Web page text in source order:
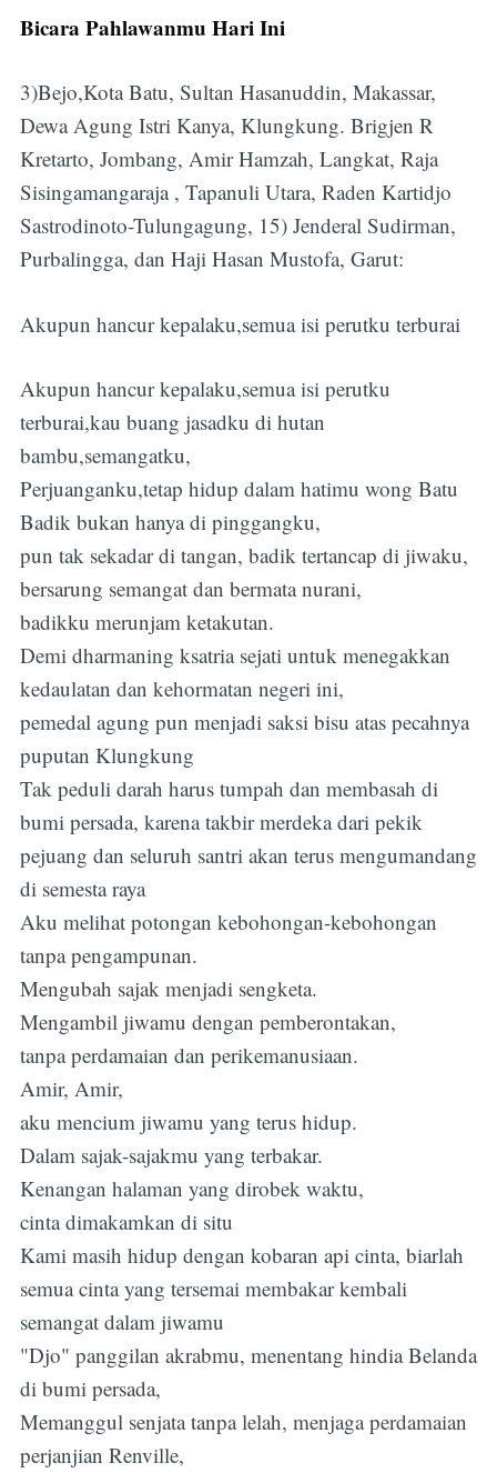
Bicara Pahlawanmu Hari Ini
3)Bejo,Kota Batu, Sultan Hasanuddin, Makassar,
Dewa Agung Istri Kanya, Klungkung. Brigjen R
Kretarto, Jombang, Amir Hamzah, Langkat, Raja
Sisingamangaraja , Tapanuli Utara, Raden Kartidjo
Sastrodinoto-Tulungagung, 15) Jenderal Sudirman,
Purbalingga, dan Haji Hasan Mustofa, Garut:
Akupun hancur kepalaku,semua isi perutku terburai
Akupun hancur kepalaku,semua isi perutku
terburai,kau buang jasadku di hutan
bambu,semangatku,
Perjuanganku,tetap hidup dalam hatimu wong Batu
Badik bukan hanya di pinggangku,
pun tak sekadar di tangan, badik tertancap di jiwaku,
bersarung semangat dan bermata nurani,
badikku merunjam ketakutan.
Demi dharmaning ksatria sejati untuk menegakkan
kedaulatan dan kehormatan negeri ini,
pemedal agung pun menjadi saksi bisu atas pecahnya
puputan Klungkung
Tak peduli darah harus tumpah dan membasah di
bumi persada, karena takbir merdeka dari pekik
pejuang dan seluruh santri akan terus mengumandang
di semesta raya
Aku melihat potongan kebohongan-kebohongan
tanpa pengampunan.
Mengubah sajak menjadi sengketa.
Mengambil jiwamu dengan pemberontakan,
tanpa perdamaian dan perikemanusiaan.
Amir, Amir,
aku mencium jiwamu yang terus hidup.
Dalam sajak-sajakmu yang terbakar.
Kenangan halaman yang dirobek waktu,
cinta dimakamkan di situ
Kami masih hidup dengan kobaran api cinta, biarlah
semua cinta yang tersemai membakar kembali
semangat dalam jiwamu
"Djo" panggilan akrabmu, menentang hindia Belanda
di bumi persada,
Memanggul senjata tanpa lelah, menjaga perdamaian
perjanjian Renville,